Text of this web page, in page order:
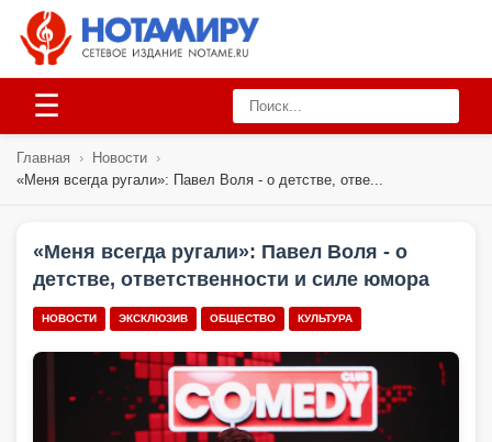
☰
Главная › Новости ›
«Меня всегда ругали»: Павел Воля - о детстве, отве...
«Меня всегда ругали»: Павел Воля - о
детстве, ответственности и силе юмора
НОВОСТИ ЭКСКЛЮЗИВ ОБЩЕСТВО КУЛЬТУРА